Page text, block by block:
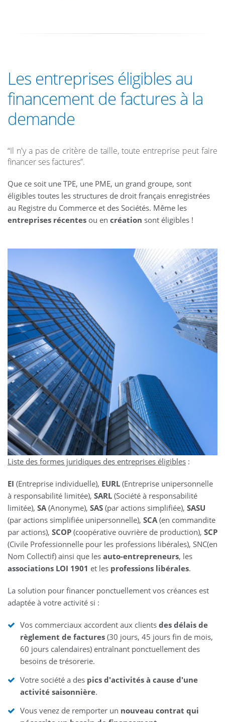
Les entreprises éligibles au
financement de factures à la
demande
“Il n'y a pas de critère de taille, toute entreprise peut faire
financer ses factures”.
Que ce soit une TPE, une PME, un grand groupe, sont
éligibles toutes les structures de droit français enregistrées
au Registre du Commerce et des Sociétés. Même les
entreprises récentes ou en création sont éligibles !
Liste des formes juridiques des entreprises éligibles :
EI (Entreprise individuelle), EURL (Entreprise unipersonnelle
à responsabilité limitée), SARL (Société à responsabilité
limitée), SA (Anonyme), SAS (par actions simplifiée), SASU
(par actions simplifiée unipersonnelle), SCA (en commandite
par actions), SCOP (coopérative ouvrière de production), SCP
(Civile Professionnelle pour les professions libérales), SNC(en
Nom Collectif) ainsi que les auto-entrepreneurs, les
associations LOI 1901 et les professions libérales.
La solution pour financer ponctuellement vos créances est
adaptée à votre activité si :
Vos commerciaux accordent aux clients des délais de
règlement de factures (30 jours, 45 jours fin de mois,
60 jours calendaires) entraînant ponctuellement des
besoins de trésorerie.
Votre société a des pics d'activités à cause d'une
activité saisonnière.
Vous venez de remporter un nouveau contrat qui